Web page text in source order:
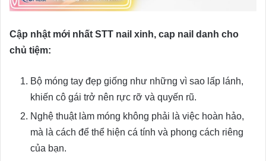
Cập nhật mới nhất STT nail xinh, cap nail danh cho
chủ tiệm:
Bộ móng tay đẹp giống như những vì sao lấp lánh,
khiến cô gái trở nên rực rỡ và quyến rũ.
Nghệ thuật làm móng không phải là việc hoàn hảo,
mà là cách để thể hiện cá tính và phong cách riêng
của bạn.